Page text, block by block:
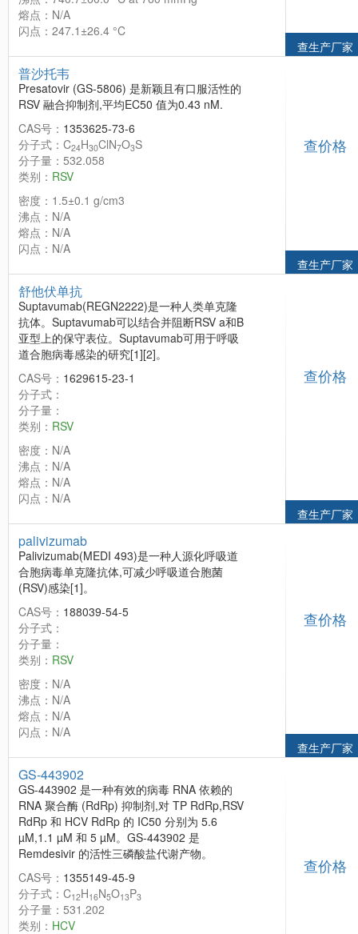
熔点：N/A
闪点：247.1±26.4 °C
查生产厂家
普沙托韦
Presatovir (GS-5806) 是新颖且有口服活性的
RSV 融合抑制剂,平均EC50 值为0.43 nM.
CAS号： 1353625-73-6
分子式：C24H30ClN7O3S
分子量：532.058
类别： RSV
密度：1.5±0.1 g/cm3
沸点：N/A
熔点：N/A
闪点：N/A
查价格
查生产厂家
舒他伏单抗
Suptavumab(REGN2222)是一种人类单克隆
抗体。Suptavumab可以结合并阻断RSV a和B
亚型上的保守表位。Suptavumab可用于呼吸
道合胞病毒感染的研究[1][2]。
CAS号： 1629615-23-1
分子式：
分子量：
类别： RSV
密度：N/A
沸点：N/A
熔点：N/A
闪点：N/A
查价格
查生产厂家
palivizumab
Palivizumab(MEDI 493)是一种人源化呼吸道
合胞病毒单克隆抗体,可减少呼吸道合胞菌
(RSV)感染[1]。
CAS号： 188039-54-5
分子式：
分子量：
类别： RSV
密度：N/A
沸点：N/A
熔点：N/A
闪点：N/A
查价格
查生产厂家
GS-443902
GS-443902 是一种有效的病毒 RNA 依赖的
RNA 聚合酶 (RdRp) 抑制剂,对 TP RdRp,RSV
RdRp 和 HCV RdRp 的 IC50 分别为 5.6
µM,1.1 µM 和 5 µM。GS-443902 是
Remdesivir 的活性三磷酸盐代谢产物。
CAS号： 1355149-45-9
分子式：C12H16N5O13P3
分子量：531.202
类别： HCV
查价格